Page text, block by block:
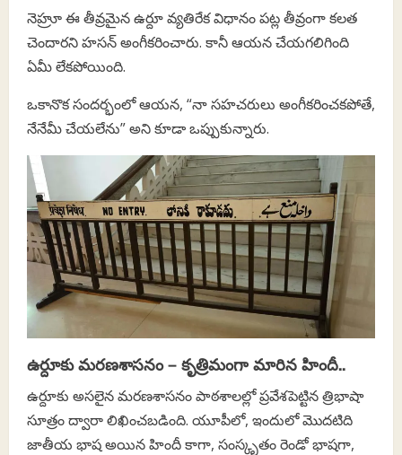
నెహ్రూ ఈ తీవ్రమైన ఉర్దూ వ్యతిరేక విధానం పట్ల తీవ్రంగా కలత
చెందారని హసన్ అంగీకరించారు. కానీ ఆయన చేయగలిగింది
ఏమీ లేకపోయింది.
ఒకానొక సందర్భంలో ఆయన, “నా సహచరులు అంగీకరించకపోతే,
నేనేమీ చేయలేను” అని కూడా ఒప్పుకున్నారు.
ఉర్దూకు మరణశాసనం – కృత్రిమంగా మారిన హిందీ..
ఉర్దూకు అసలైన మరణశాసనం పాఠశాలల్లో ప్రవేశపెట్టిన త్రిభాషా
సూత్రం ద్వారా లిఖించబడింది. యూపీలో, ఇందులో మొదటిది
జాతీయ భాష అయిన హిందీ కాగా, సంస్కృతం రెండో భాషగా,